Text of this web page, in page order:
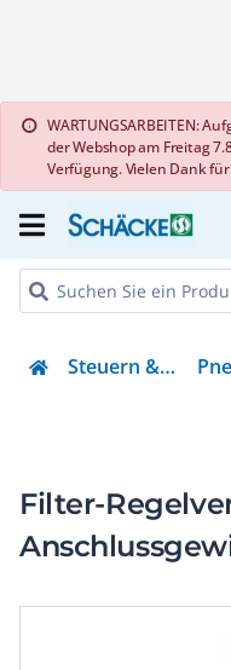
info WARTUNGSARBEITEN:
der Webshop am Freitag
Verfügung. Vielen Dank
Steuern & Regeln
Filter-